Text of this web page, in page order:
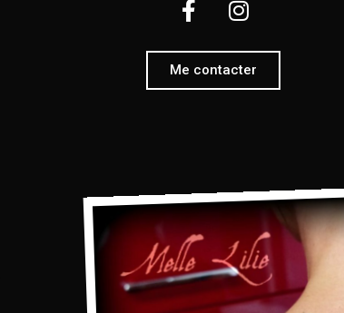
Me contacter